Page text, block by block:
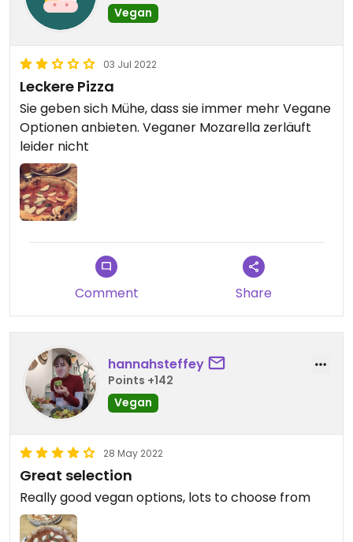
Vegan
03 Jul 2022
Leckere Pizza
Sie geben sich Mühe, dass sie immer mehr Vegane
Optionen anbieten. Veganer Mozarella zerläuft
leider nicht
Comment Share
hannahsteffey
Points +142
Vegan
28 May 2022
Great selection
Really good vegan options, lots to choose from